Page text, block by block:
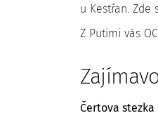
u Kestřan. Zde
Z Putimi vás
Čertova stezka